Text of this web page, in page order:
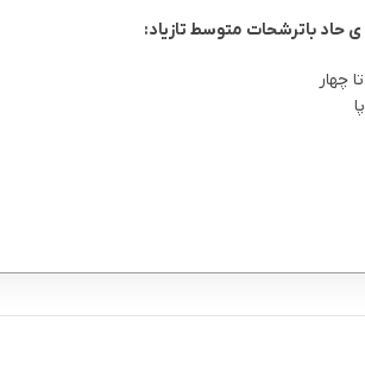
حاد باترشحات متوسط تازیاد:
چهار